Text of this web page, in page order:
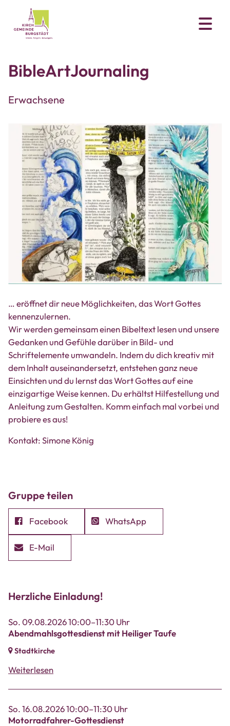
BibleArtJournaling
Erwachsene
… eröffnet dir neue Möglichkeiten, das Wort Gottes
kennenzulernen.
Wir werden gemeinsam einen Bibeltext lesen und unsere
Gedanken und Gefühle darüber in Bild- und
Schriftelemente umwandeln. Indem du dich kreativ mit
dem Inhalt auseinandersetzt, entstehen ganz neue
Einsichten und du lernst das Wort Gottes auf eine
einzigartige Weise kennen. Du erhältst Hilfestellung und
Anleitung zum Gestalten. Komm einfach mal vorbei und
probiere es aus!
Kontakt: Simone König
Gruppe teilen
Facebook WhatsApp
E-Mail
Herzliche Einladung!
So. 09.08.2026 10:00–11:30 Uhr
Abendmahlsgottesdienst mit Heiliger Taufe
Stadtkirche
Weiterlesen
So. 16.08.2026 10:00–11:30 Uhr
Motorradfahrer-Gottesdienst